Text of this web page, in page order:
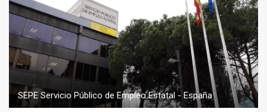
SEPE Servicio Público de Empleo Estatal - España